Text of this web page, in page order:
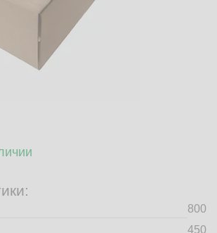
улица, 1А
"Брянский картон" Все права защищены,
800
450